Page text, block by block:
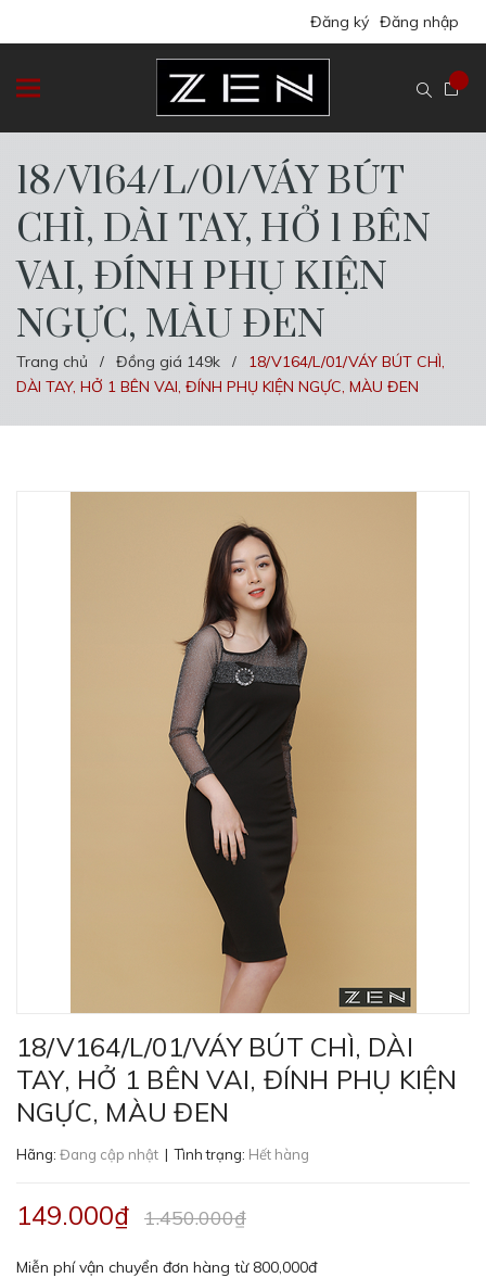
Đăng ký Đăng nhập
18/V164/L/01/VÁY BÚT
CHÌ, DÀI TAY, HỞ 1 BÊN
VAI, ĐÍNH PHỤ KIỆN
NGỰC, MÀU ĐEN
Trang chủ / Đồng giá 149k /
18/V164/L/01/VÁY BÚT CHÌ,
DÀI TAY, HỞ 1 BÊN VAI, ĐÍNH PHỤ KIỆN NGỰC, MÀU ĐEN
18/V164/L/01/VÁY BÚT CHÌ, DÀI
TAY, HỞ 1 BÊN VAI, ĐÍNH PHỤ KIỆN
NGỰC, MÀU ĐEN
Hãng: Đang cập nhật | Tình trạng: Hết hàng
149.000₫ 1.450.000₫
Miễn phí vận chuyển đơn hàng từ 800,000đ